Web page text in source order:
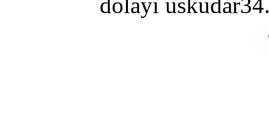
dolayı